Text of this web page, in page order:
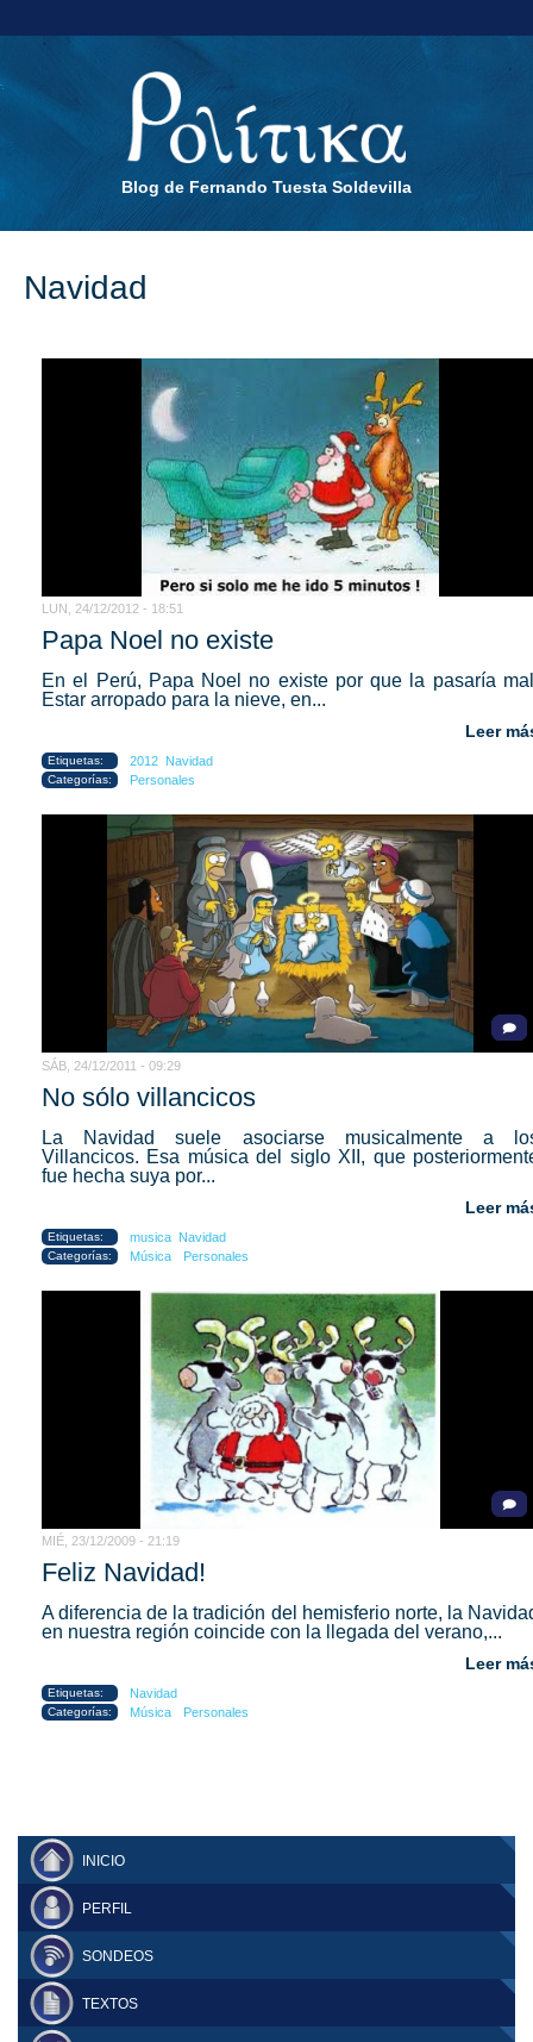
Blog de Fernando Tuesta Soldevilla
Navidad
LUN, 24/12/2012 - 18:51
Papa Noel no existe
En el Perú, Papa Noel no existe por que la pasaría
Estar arropado para la nieve, en...
Leer
Etiquetas: 2012 Navidad
Categorías: Personales
SÁB, 24/12/2011 - 09:29
No sólo villancicos
La Navidad suele asociarse musicalmente a
Villancicos. Esa música del siglo XII, que
fue hecha suya por...
Leer
Etiquetas: musica Navidad
Categorías: Música Personales
MIÉ, 23/12/2009 - 21:19
Feliz Navidad!
A diferencia de la tradición del hemisferio norte, la
en nuestra región coincide con la llegada del verano,...
Leer
Etiquetas: Navidad
Categorías: Música Personales
INICIO
PERFIL
SONDEOS
TEXTOS